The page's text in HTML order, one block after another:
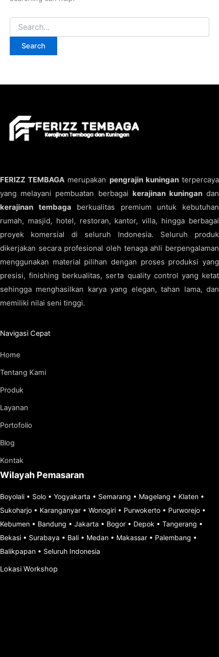
FERIZZ TEMBAGA merupakan pengrajin kuninganterpercaya
yang melayani pembuatan berbagai kerajinan kuningandan
kerajinan tembaga berkualitas premium untuk kebutuhan
rumah, masjid, hotel, restoran, kantor, villa, hingga berbagai
proyek komersial di seluruh Indonesia. Seluruh produk
dikerjakan secara profesional oleh tenaga ahli berpengalaman
menggunakan material pilihan dengan proses produksi yang
presisi, finishing berkualitas, serta quality control yang ketat
sehingga menghasilkan karya yang elegan, tahan lama, dan
memiliki nilai seni tinggi.
Navigasi Cepat
Home
Tentang Kami
Produk
Layanan
Portofolio
Blog
Kontak
Wilayah Pemasaran
Boyolali • Solo • Yogyakarta • Semarang • Magelang • Klaten •
Sukoharjo • Karanganyar • Wonogiri • Purwokerto • Purworejo •
Kebumen • Bandung • Jakarta • Bogor • Depok • Tangerang •
Bekasi • Surabaya • Bali • Medan • Makassar • Palembang •
Balikpapan • Seluruh Indonesia
Lokasi Workshop